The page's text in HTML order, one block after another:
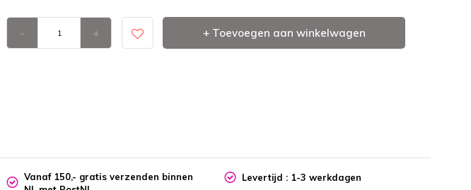
- + + Toevoegen aan winkelwagen
Vanaf 150,- gratis verzenden binnen
Levertijd : 1-3 werkdagen